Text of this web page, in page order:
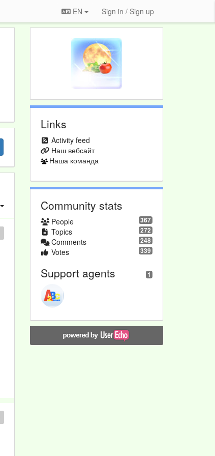
EN Sign in / Sign up
Links
Activity feed
Наш вебсайт
Наша команда
Community stats
367
People
272
Topics
248
Comments
339
Votes
1
Support agents